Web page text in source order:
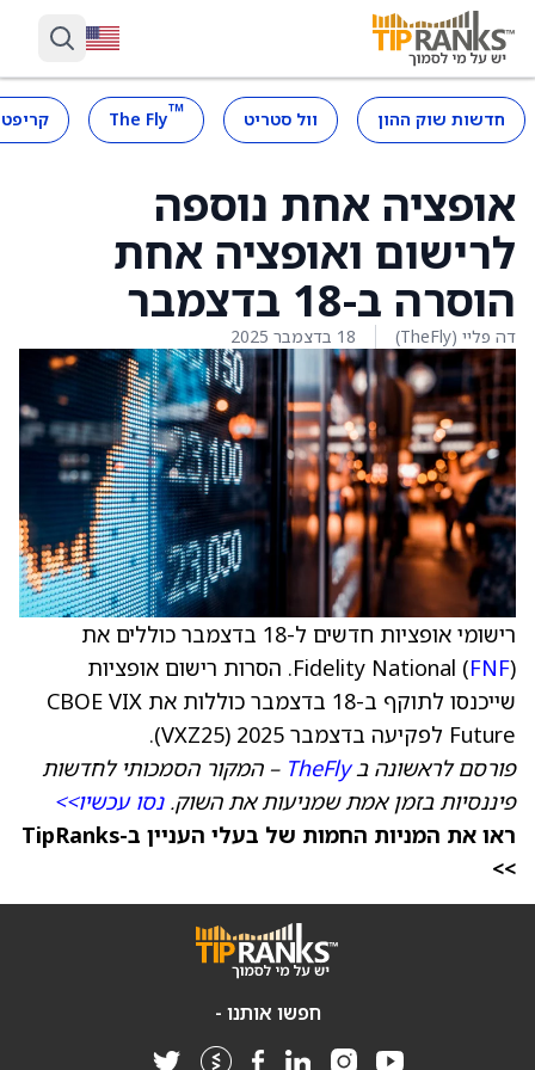
חדשות שוק ההון וול סטריט ™
The Fly
אופציה אחת נוספה
לרישום ואופציה אחת
הוסרה ב-18 בדצמבר
דה פליי (TheFly) 18 בדצמבר 2025
רישומי אופציות חדשים ל-18 בדצמבר כוללים את
Fidelity National (FNF
). הסרות רישום אופציות
שייכנסו לתוקף ב-18 בדצמבר כוללות את CBOE VIX
Future לפקיעה בדצמבר 2025 (VXZ25).
פורסם לראשונה בTheFly – המקור הסמכותי לחדשות
פיננסיות בזמן אמת שמניעות את השוק.נסו עכשיו>>
ראו את המניות החמות של בעלי העניין ב-TipRanks
>>
חפשו אותנו -